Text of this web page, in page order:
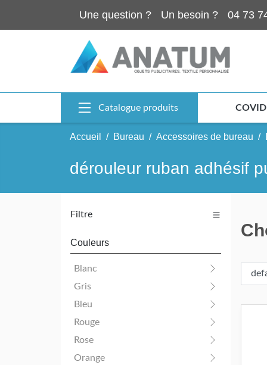
Une question ? Un besoin ? 04 73
Catalogue produits
Accueil Bureau Accessoires de bureau
dérouleur ruban adhésif
Filtre
Couleurs
Blanc
Gris
Bleu
Rouge
Rose
Orange